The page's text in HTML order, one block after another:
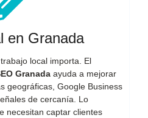
en Granada
local importa. El
Granada ayuda a mejorar
geográficas, Google Business
de cercanía. Lo
necesitan captar clientes